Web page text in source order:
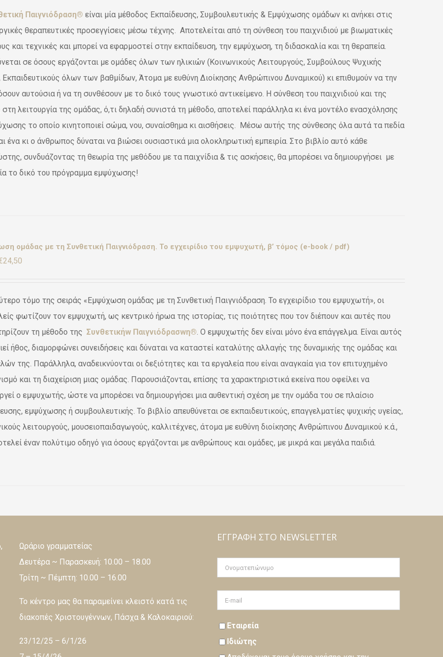
€39,20.είναι:
€24,70.
Παιγνιόδραση® είναι μία μέθοδος Εκπαίδευσης, Συμβουλευτικής & Εμψύχωσης ομάδων κι ανήκει στις
θεραπευτικές προσεγγίσεις μέσω τέχνης. Αποτελείται από τη σύνθεση του παιχνιδιού με βιωματικές
και τεχνικές και μπορεί να εφαρμοστεί στην εκπαίδευση, την εμψύχωση, τη διδασκαλία και τη θεραπεία.
σε όσους εργάζονται με ομάδες όλων των ηλικιών (Κοινωνικούς Λειτουργούς, Συμβούλους Ψυχικής
Εκπαιδευτικούς όλων των βαθμίδων, Άτομα με ευθύνη Διοίκησης Ανθρώπινου Δυναμικού) κι επιθυμούν να την
αυτούσια ή να τη συνθέσουν με το δικό τους γνωστικό αντικείμενο. Η σύνθεση του παιχνιδιού και της
στη λειτουργία της ομάδας, ό,τι δηλαδή συνιστά τη μέθοδο, αποτελεί παράλληλα κι ένα μοντέλο ενασχόλησης
το οποίο κινητοποιεί σώμα, νου, συναίσθημα κι αισθήσεις. Μέσω αυτής της σύνθεσης όλα αυτά τα πεδία
ένα κι ο άνθρωπος δύναται να βιώσει ουσιαστικά μια ολοκληρωτική εμπειρία. Στο βιβλίο αυτό κάθε
συνδυάζοντας τη θεωρία της μεθόδου με τα παιχνίδια & τις ασκήσεις, θα μπορέσει να δημιουργήσει με
το δικό του πρόγραμμα εμψύχωσης!
ομάδας με τη Συνθετική Παιγνιόδραση. Το εγχειρίδιο του εμψυχωτή, β’ τόμος (e-book / pdf)
€28,80.
24,50
είναι:
€24,50.
τόμο της σειράς «Εμψύχωση ομάδας με τη Συνθετική Παιγνιόδραση. Το εγχειρίδιο του εμψυχωτή», οι
φωτίζουν τον εμψυχωτή, ως κεντρικό ήρωα της ιστορίας, τις ποιότητες που τον διέπουν και αυτές που
τη μέθοδο τηςΣυνθετικήw Παιγνιόδρασwη®. Ο εμψυχωτής δεν είναι μόνο ένα επάγγελμα. Είναι αυτός
ήθος, διαμορφώνει συνειδήσεις και δύναται να καταστεί καταλύτης αλλαγής της δυναμικής της ομάδας και
της. Παράλληλα, αναδεικνύονται οι δεξιότητες και τα εργαλεία που είναι αναγκαία για τον επιτυχημένο
και τη διαχείριση μιας ομάδας. Παρουσιάζονται, επίσης τα χαρακτηριστικά εκείνα που οφείλει να
ο εμψυχωτής, ώστε να μπορέσει να δημιουργήσει μια αυθεντική σχέση με την ομάδα του σε πλαίσιο
εμψύχωσης ή συμβουλευτικής. Το βιβλίο απευθύνεται σε εκπαιδευτικούς, επαγγελματίες ψυχικής υγείας,
λειτουργούς, μουσειοπαιδαγωγούς, καλλιτέχνες, άτομα με ευθύνη διοίκησης Ανθρώπινου Δυναμικού κ.ά.,
έναν πολύτιμο οδηγό για όσους εργάζονται με ανθρώπους και ομάδες, με μικρά και μεγάλα παιδιά.
Ωράριο γραμματείας
Δευτέρα ~ Παρασκευή: 10.00 – 18.00
Τρίτη ~ Πέμπτη: 10.00 – 16.00
Το κέντρο μας θα παραμείνει κλειστό κατά τις
διακοπές Χριστουγέννων, Πάσχα & Καλοκαιριού:
23/12/25 – 6/1/26
ΕΓΓΡΑΦΉ ΣΤΟ NEWSLETTER
Εταιρεία
Ιδιώτης